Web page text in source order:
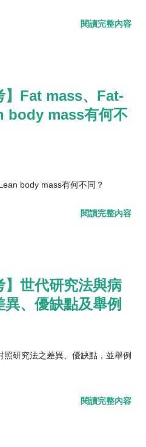
閱讀完整內容
】Fat mass、Fat-
body mass有何不
body mass有何不同？
閱讀完整內容
】世代研究法與病
、優缺點及舉例
研究法之差異、優缺點，並舉例
閱讀完整內容